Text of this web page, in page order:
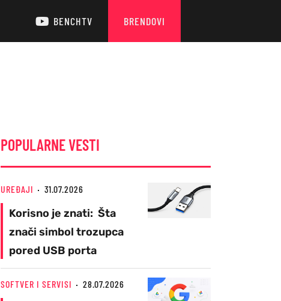
BENCHTV BRENDOVI
POPULARNE VESTI
UREĐAJI 31.07.2026
Korisno je znati: Šta
znači simbol trozupca
pored USB porta
SOFTVER I SERVISI 28.07.2026